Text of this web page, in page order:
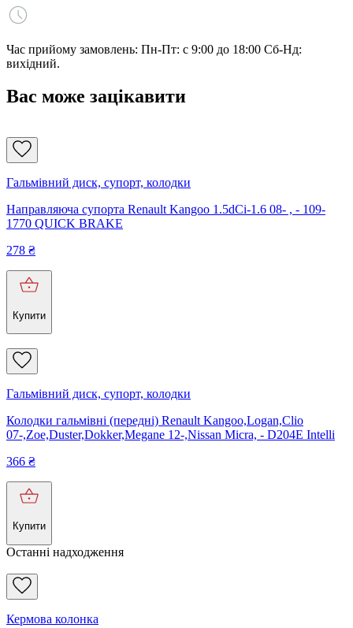
Час прийому замовлень: Пн-Пт: с 9:00 до 18:00 Сб-Нд:
вихідний.
Вас може зацікавити
Гальмівний диск, супорт, колодки
Направляюча супорта Renault Kangoo 1.5dCi-1.6 08- , - 109-
1770 QUICK BRAKE
278 ₴
Купити
Гальмівний диск, супорт, колодки
Колодки гальмівні (передні) Renault Kangoo,Logan,Clio
07-,Zoe,Duster,Dokker,Megane 12-,Nissan Micra, - D204E Intelli
366 ₴
Купити
Останні надходження
Кермова колонка